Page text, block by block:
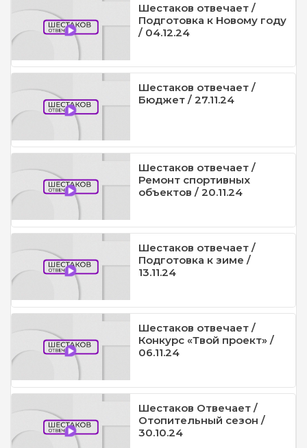
Шестаков отвечает /
Подготовка к Новому году
/ 04.12.24
Шестаков отвечает /
Бюджет / 27.11.24
Шестаков отвечает /
Ремонт спортивных
объектов / 20.11.24
Шестаков отвечает /
Подготовка к зиме /
13.11.24
Шестаков отвечает /
Конкурс «Твой проект» /
06.11.24
Шестаков Отвечает /
Отопительный сезон /
30.10.24